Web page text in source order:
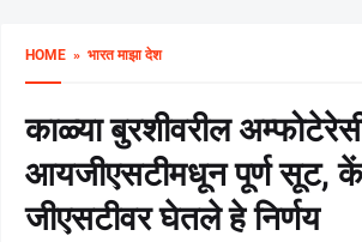
HOME» भारत माझा देश
काळ्या बुरशीवरील
आयजीएसटीमधून पूर्ण सूट,
जीएसटीवर घेतले हे निर्णय